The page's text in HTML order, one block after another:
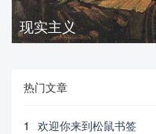
现实主义
热门文章
1
欢迎你来到松鼠书签